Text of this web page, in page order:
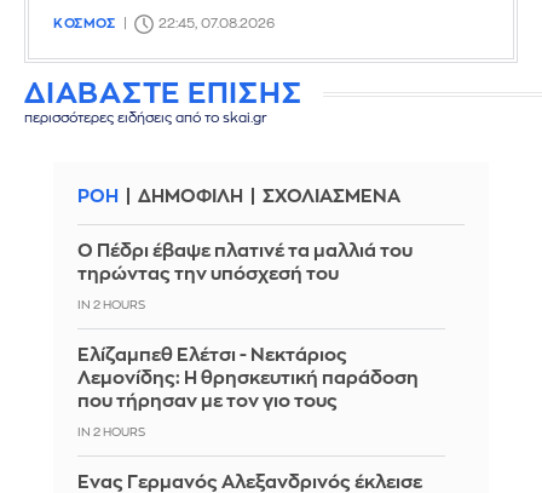
ΚΟΣΜΟΣ 22:45, 07.08.2026
ΔΙΑΒΑΣΤΕ ΕΠΙΣΗΣ
περισσότερες ειδήσεις από το skai.gr
ΡΟΗ ΔΗΜΟΦΙΛΗ ΣΧΟΛΙΑΣΜΕΝΑ
Ο Πέδρι έβαψε πλατινέ τα μαλλιά του
τηρώντας την υπόσχεσή του
IN 2 HOURS
Ελίζαμπεθ Ελέτσι - Νεκτάριος
Λεμονίδης: Η θρησκευτική παράδοση
που τήρησαν με τον γιο τους
IN 2 HOURS
Ένας Γερμανός Αλεξανδρινός έκλεισε